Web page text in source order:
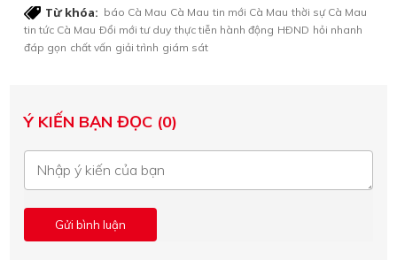
Từ khóa: báo Cà Mau Cà Mau tin mới Cà Mau thời sự Cà Mau
tin tức Cà Mau Ðổi mới tư duy thực tiễn hành động HÐND hỏi nhanh
đáp gọn chất vấn giải trình giám sát
Ý KIẾN BẠN ĐỌC (0)